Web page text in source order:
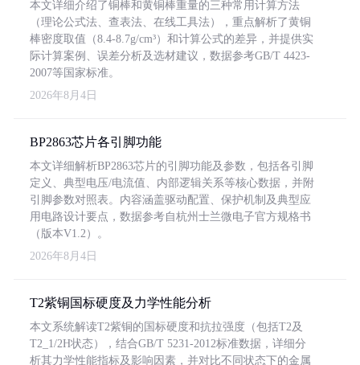
本文详细介绍了铜棒和黄铜棒重量的三种常用计算方法
（理论公式法、查表法、在线工具法），重点解析了黄铜
棒密度取值（8.4-8.7g/cm³）和计算公式的差异，并提供实
际计算案例、误差分析及选材建议，数据参考GB/T 4423-
2007等国家标准。
2026年8月4日
BP2863芯片各引脚功能
本文详细解析BP2863芯片的引脚功能及参数，包括各引脚
定义、典型电压/电流值、内部逻辑关系等核心数据，并附
引脚参数对照表。内容涵盖驱动配置、保护机制及典型应
用电路设计要点，数据参考自杭州士兰微电子官方规格书
（版本V1.2）。
2026年8月4日
T2紫铜国标硬度及力学性能分析
本文系统解读T2紫铜的国标硬度和抗拉强度（包括T2及
T2_1/2H状态），结合GB/T 5231-2012标准数据，详细分
析其力学性能指标及影响因素，并对比不同状态下的金属